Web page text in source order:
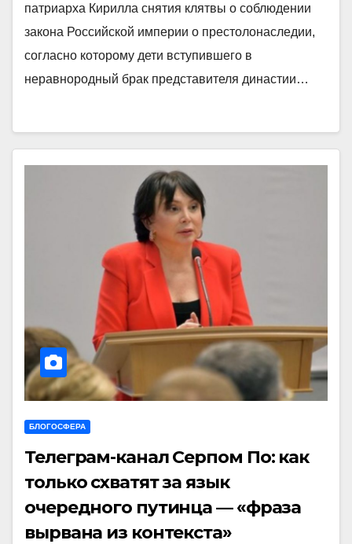
патриарха Кирилла снятия клятвы о соблюдении
закона Российской империи о престолонаследии,
согласно которому дети вступившего в
неравнородный брак представителя династии…
БЛОГОСФЕРА
Телеграм-канал Серпом По: как
только схватят за язык
очередного путинца — «фраза
вырвана из контекста»